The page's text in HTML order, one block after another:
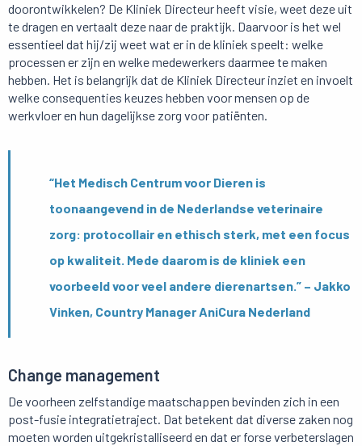
doorontwikkelen? De Kliniek Directeur heeft visie, weet deze uit
te dragen en vertaalt deze naar de praktijk. Daarvoor is het wel
essentieel dat hij/zij weet wat er in de kliniek speelt: welke
processen er zijn en welke medewerkers daarmee te maken
hebben. Het is belangrijk dat de Kliniek Directeur inziet en invoelt
welke consequenties keuzes hebben voor mensen op de
werkvloer en hun dagelijkse zorg voor patiënten.
“Het Medisch Centrum voor Dieren is
toonaangevend in de Nederlandse veterinaire
zorg: protocollair en ethisch sterk, met een focus
op kwaliteit. Mede daarom is de kliniek een
voorbeeld voor veel andere dierenartsen.” – Jakko
Vinken, Country Manager AniCura Nederland
Change management
De voorheen zelfstandige maatschappen bevinden zich in een
post-fusie integratietraject. Dat betekent dat diverse zaken nog
moeten worden uitgekristalliseerd en dat er forse verbeterslagen